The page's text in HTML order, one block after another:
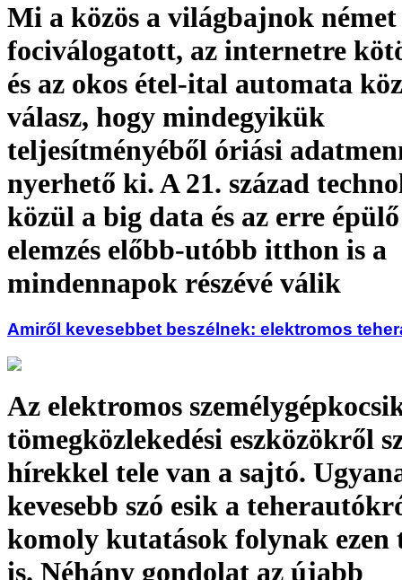
Mi a közös a világbajnok német
fociválogatott, az internetre
és az okos étel-ital automata
válasz, hogy mindegyikük
teljesítményéből óriási
nyerhető ki. A 21. század
közül a big data és az erre
elemzés előbb-utóbb itthon is a
mindennapok részévé válik
Amiről kevesebbet beszélnek: elektromos
Az elektromos
tömegközlekedési eszközökről
hírekkel tele van a sajtó.
kevesebb szó esik a
komoly kutatások folynak ezen
is. Néhány gondolat az újabb